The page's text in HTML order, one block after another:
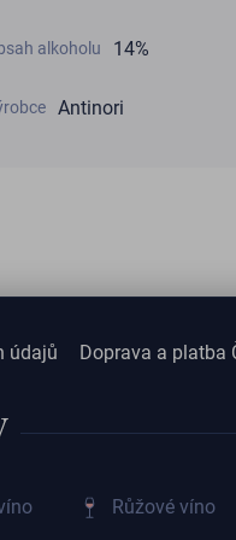
alkoholu 14%
Antinori
údajů Doprava a platba
Růžové víno